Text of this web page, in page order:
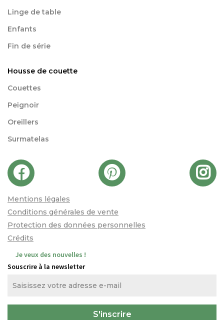
Linge de table
Enfants
Fin de série
Housse de couette
Couettes
Peignoir
Oreillers
Surmatelas
Mentions légales
Conditions générales de vente
Protection des données personnelles
Crédits
Je veux des nouvelles !
Souscrire à la newsletter